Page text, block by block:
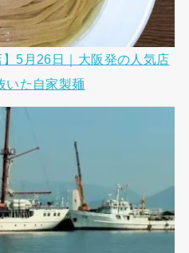
】5月26日｜大阪発の人気店
いた自家製麺